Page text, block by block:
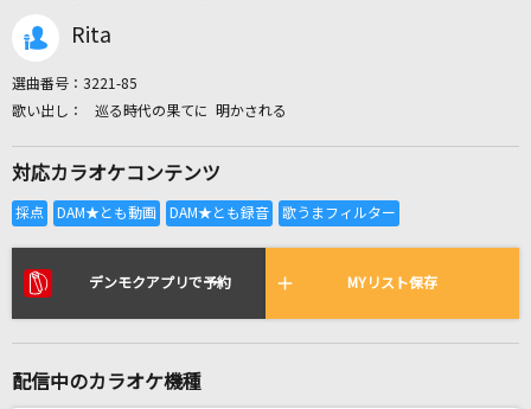
全国りれき
リアルタイムで歌われている曲の一覧
Rita
選曲番号： 3221-85
巡る時代の果てに 明かされる
対応カラオケコンテンツ
デンモクアプリで予約 MYリスト保存
配信中のカラオケ機種